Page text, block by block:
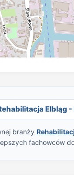
Elbląg
branży
fachowców